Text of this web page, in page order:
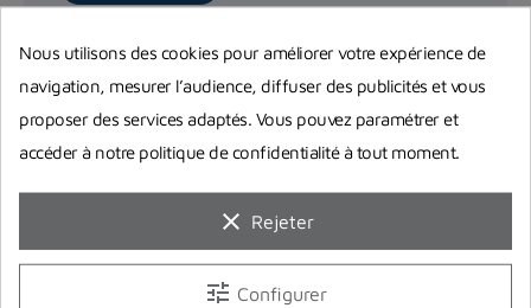
Nous utilisons des cookies pour améliorer votre expérience de
navigation, mesurer l’audience, diffuser des publicités et vous
proposer des services adaptés. Vous pouvez paramétrer et
accéder à notre politique de confidentialité à tout moment.
clear Rejeter
tune Configurer